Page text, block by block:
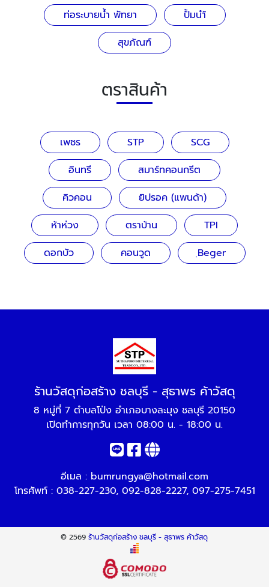
ท่อระบายน้ำ พัทยา
ปั้มนำ้
สุขภัณฑ์
ตราสินค้า
เพชร STP
SCG
อินทรี
สมาร์ทคอนกรีต
คิวคอน
ยิปรอค (แพนด้า)
ห้าห่วง
ตราบ้าน
TPI
ดอกบัว
คอนวูด ฺBeger
ร้านวัสดุก่อสร้าง ชลบุรี - สุธาพร ค้าวัสดุ
8 หมู่ที่ 7 ตำบลโป่ง อำเภอบางละมุง ชลบุรี 20150
เปิดทำการทุกวัน เวลา 08:00 น. - 18:00 น.
อีเมล : bumrungya@hotmail.com
โทรศัพท์ : 038-227-230, 092-828-2227, 097-275-7451
© 2569ร้านวัสดุก่อสร้าง ชลบุรี - สุธาพร ค้าวัสดุ